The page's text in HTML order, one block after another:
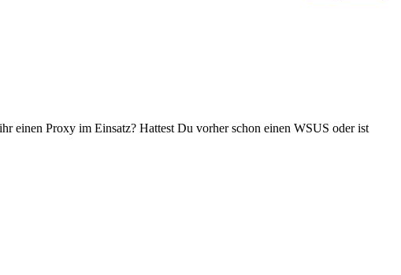
einen Proxy im Einsatz? Hattest Du vorher schon einen WSUS oder ist